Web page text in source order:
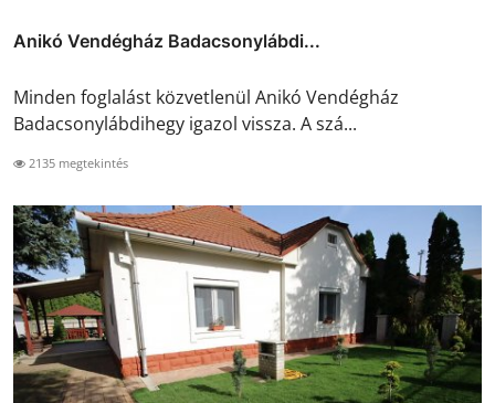
Anikó Vendégház Badacsonylábdi...
Minden foglalást közvetlenül Anikó Vendégház
Badacsonylábdihegy igazol vissza. A szá...
2135 megtekintés